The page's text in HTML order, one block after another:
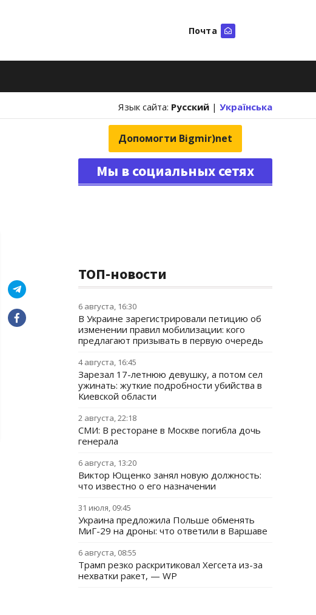
Почта
Язык сайта: Русский | Українська
Допомогти Bigmir)net
Мы в социальных сетях
ТОП-новости
6 августа, 16:30
В Украине зарегистрировали петицию об
изменении правил мобилизации: кого
предлагают призывать в первую очередь
4 августа, 16:45
Зарезал 17-летнюю девушку, а потом сел
ужинать: жуткие подробности убийства в
Киевской области
2 августа, 22:18
СМИ: В ресторане в Москве погибла дочь
генерала
6 августа, 13:20
Виктор Ющенко занял новую должность:
что известно о его назначении
31 июля, 09:45
Украина предложила Польше обменять
МиГ-29 на дроны: что ответили в Варшаве
6 августа, 08:55
Трамп резко раскритиковал Хегсета из-за
нехватки ракет, — WP